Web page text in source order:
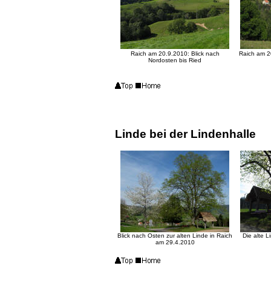
Raich am 20.9.2010: Blick nach
Nordosten bis Ried
Raich am
Linde bei der Lindenhalle
Blick nach Osten zur alten Linde in Raich
am 29.4.2010
Die alte